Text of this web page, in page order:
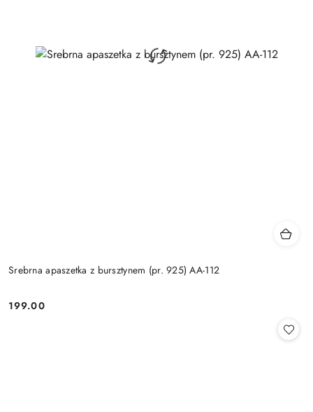
Srebrna apaszetka z bursztynem (pr. 925) AA-112
Cena:
199.00